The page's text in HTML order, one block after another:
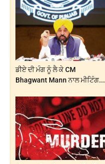
ਡੀਏ ਦੀ ਮੰਗ ਨੂੰ ਲੈ ਕੇ CM
Bhagwant Mann ਨਾਲ ਮੀਟਿੰਗ...